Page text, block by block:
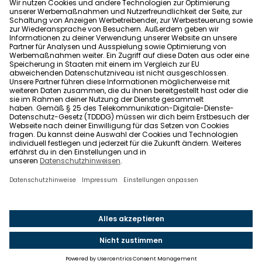
Die Redaktion
Partnernetzwerk
Legal
Impressum
Datenschutz
Allgemeine Geschäftsbedingungen
Barrierefreiheit